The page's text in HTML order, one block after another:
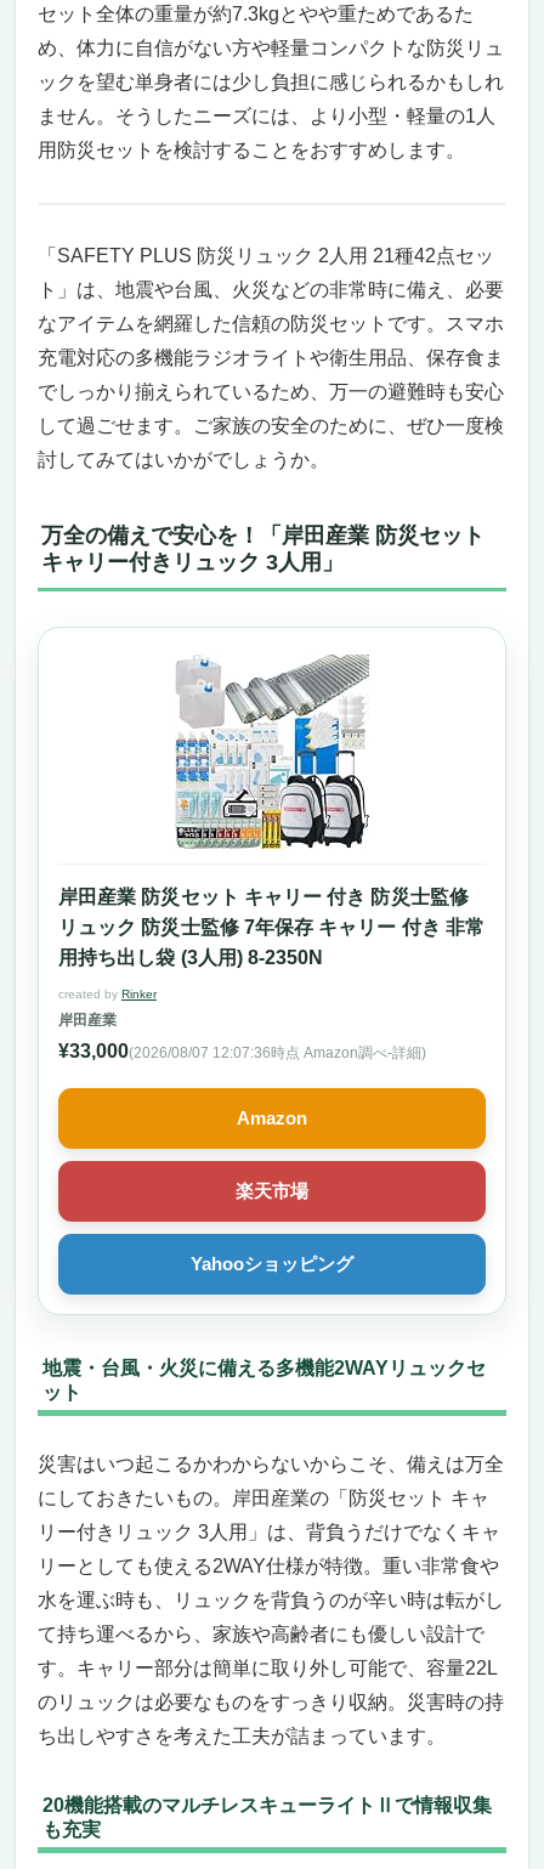
セット全体の重量が約7.3kgとやや重ためであるた
め、体力に自信がない方や軽量コンパクトな防災リュ
ックを望む単身者には少し負担に感じられるかもしれ
ません。そうしたニーズには、より小型・軽量の1人
用防災セットを検討することをおすすめします。
「SAFETY PLUS 防災リュック 2人用 21種42点セッ
ト」は、地震や台風、火災などの非常時に備え、必要
なアイテムを網羅した信頼の防災セットです。スマホ
充電対応の多機能ラジオライトや衛生用品、保存食ま
でしっかり揃えられているため、万一の避難時も安心
して過ごせます。ご家族の安全のために、ぜひ一度検
討してみてはいかがでしょうか。
万全の備えで安心を！「岸田産業 防災セット
キャリー付きリュック 3人用」
岸田産業 防災セット キャリー 付き 防災士監修
リュック 防災士監修 7年保存 キャリー 付き 非常
用持ち出し袋 (3人用) 8-2350N
created by Rinker
岸田産業
¥33,000(2026/08/07 12:07:36時点 Amazon調べ-詳細)
Amazon
楽天市場
Yahooショッピング
地震・台風・火災に備える多機能2WAYリュックセ
ット
災害はいつ起こるかわからないからこそ、備えは万全
にしておきたいもの。岸田産業の「防災セット キャ
リー付きリュック 3人用」は、背負うだけでなくキャ
リーとしても使える2WAY仕様が特徴。重い非常食や
水を運ぶ時も、リュックを背負うのが辛い時は転がし
て持ち運べるから、家族や高齢者にも優しい設計で
す。キャリー部分は簡単に取り外し可能で、容量22L
のリュックは必要なものをすっきり収納。災害時の持
ち出しやすさを考えた工夫が詰まっています。
20機能搭載のマルチレスキューライトⅡで情報収集
も充実